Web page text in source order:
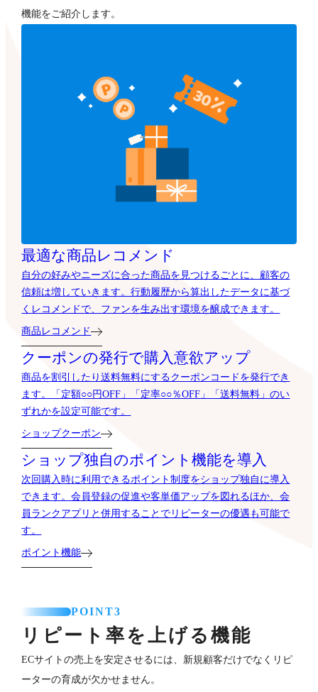
機能をご紹介します。
最適な商品レコメンド
自分の好みやニーズに合った商品を見つけるごとに、顧客の
信頼は増していきます。行動履歴から算出したデータに基づ
くレコメンドで、ファンを生み出す環境を醸成できます。
商品レコメンド
クーポンの発行で購入意欲アップ
商品を割引したり送料無料にするクーポンコードを発行でき
ます。「定額○○円OFF」「定率○○％OFF」「送料無料」のい
ずれかを設定可能です。
ショップクーポン
ショップ独自のポイント機能を導入
次回購入時に利用できるポイント制度をショップ独自に導入
できます。会員登録の促進や客単価アップを図れるほか、会
員ランクアプリと併用することでリピーターの優遇も可能で
す。
ポイント機能
POINT3
リピート率を上げる機能
ECサイトの売上を安定させるには、新規顧客だけでなくリピ
ーターの育成が欠かせません。